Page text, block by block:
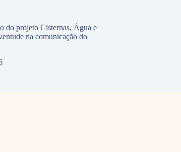
do projeto Cisternas, Água e
na comunicação do